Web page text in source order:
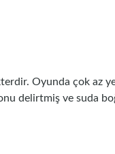
Oyunda çok az
delirtmiş ve suda